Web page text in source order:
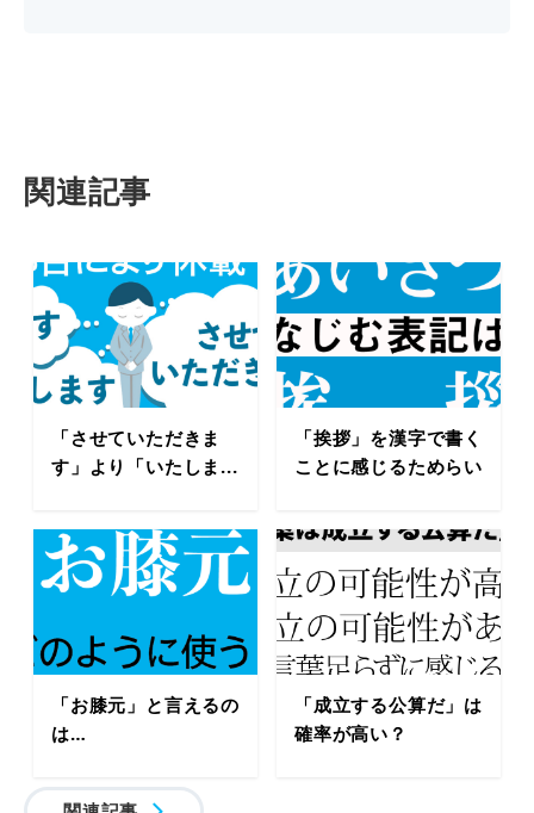
関連記事
「させていただきま
す」より「いたしま...
「挨拶」を漢字で書く
ことに感じるためらい
「お膝元」と言えるの
は…
「成立する公算だ」は
確率が高い？